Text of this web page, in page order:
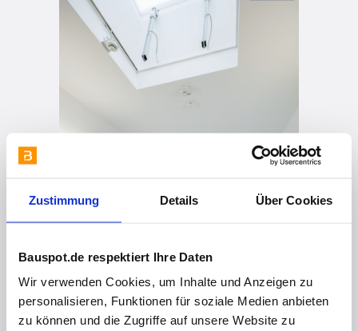
Zustimmung Details Über Cookies
Bauspot.de respektiert Ihre Daten
Wir verwenden Cookies, um Inhalte und Anzeigen zu
personalisieren, Funktionen für soziale Medien anbieten
zu können und die Zugriffe auf unsere Website zu